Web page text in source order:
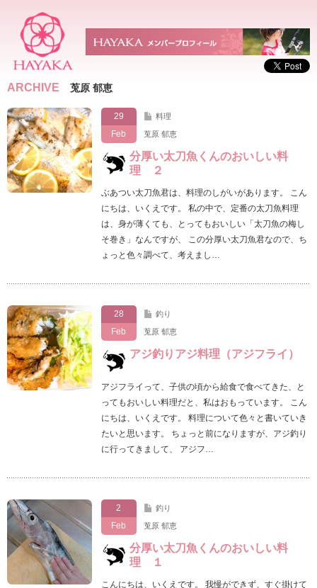
ARCHIVE 莵原 郁恵
29
Feb
料理
莵原 郁恵
分厚い太刀魚くんのおいしい料
理 ２
ぶあつい太刀魚君は、料理のしがいがあります。 こん
にちは、いくえです。 私の中で、定番の太刀魚料理
は、身が薄くても、とってもおいしい「太刀魚の梅し
そ巻き」なんですが、 この分厚い太刀魚君なので、ち
ょっと色々調べて、考えまし…
28
Feb
釣り
莵原 郁恵
アジ釣りアジ料理（アジフライ）
アジフライって、子供の頃から給食で食べてきた、と
ってもおいしい料理だと、私はおもっています。 こん
にちは、いくえです。 料理について色々と書いていき
たいと思います。 ちょっと前になりますが、アジ釣り
に行ってきまして、 アジフ…
2
Feb
釣り
莵原 郁恵
分厚い太刀魚くんのおいしい料
理 １
こんにちは、いくえです。 我慢ができず、すぐ掛けて